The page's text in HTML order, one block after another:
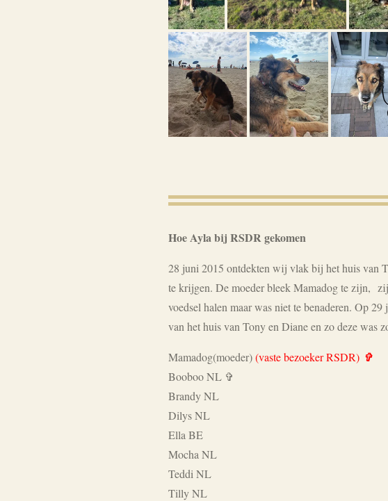
Hoe Ayla bij RSDR gekomen
28 juni 2015 ontdekten wij vlak bij het huis van
te krijgen. De moeder bleek Mamadog te zijn,
voedsel halen maar was niet te benaderen. Op
van het huis van Tony en Diane en zo deze was
Mamadog(moeder)(vaste bezoeker RSDR) ✞
Booboo NL ✞
Brandy NL
Dilys NL
Ella BE
Mocha NL
Teddi NL
Tilly NL